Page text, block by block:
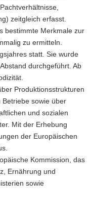
zeitgleich erfasst.
bestimmte Merkmale zur
zu ermitteln.
statt. Sie wurde
durchgeführt. Ab
Produktionsstrukturen
sowie über
und sozialen
Mit der Erhebung
der Europäischen
Kommission, das
Ernährung und
sowie